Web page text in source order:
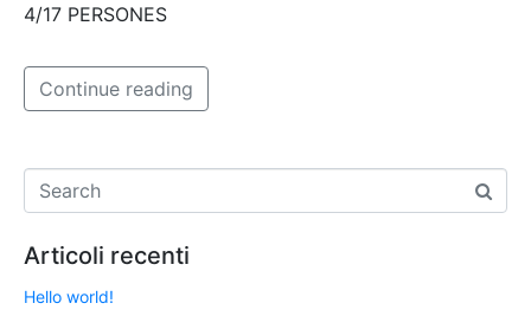
4/17 PERSONES
Continue reading
Articoli recenti
Hello world!